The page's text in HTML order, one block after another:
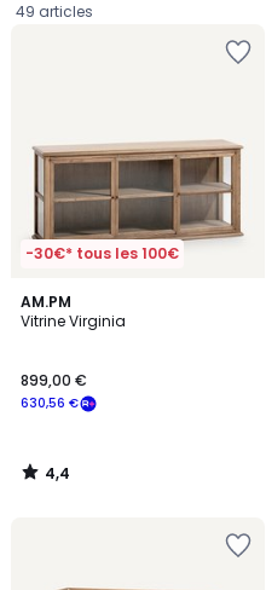
49 articles
-30€* tous les 100€
AM.PM
Vitrine Virginia
€
souscrivez
notre
programme
630,56 €
899,00 €
4,4
/ 5
4,4
/